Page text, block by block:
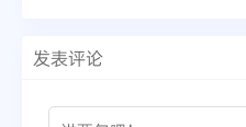
发表评论